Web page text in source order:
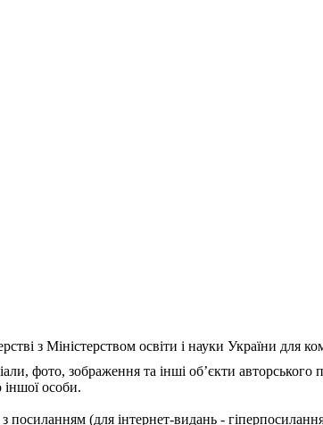
з Міністерством освіти і науки України для
фото, зображення та інші об’єкти
іншої особи.
посиланням (для інтернет-видань -